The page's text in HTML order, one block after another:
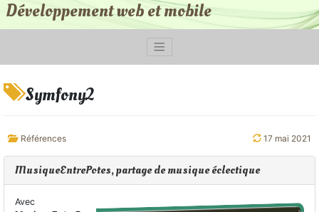
Développement web et mobile
Symfony2
Références 17 mai 2021
MusiqueEntrePotes, partage de musique éclectique
Avec